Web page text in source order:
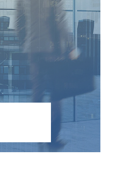
HUMAN CAPITAL
ONDERSCHEIDINGEN
INVESTEERDERSRELATIES
NIEUWS
CONTACT